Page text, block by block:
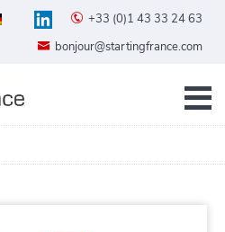
+33 (0)1 43 33 24 63
bonjour@startingfrance.com